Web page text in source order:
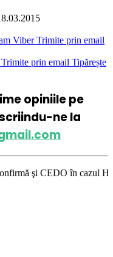
Viber Trimite prin email
Trimite prin email Tipărește
opiniile pe
ne la
cazul Handyside vs.